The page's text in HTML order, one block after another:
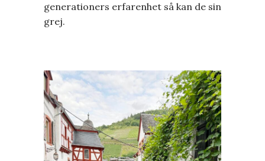
generationers erfarenhet så kan de sin
grej.